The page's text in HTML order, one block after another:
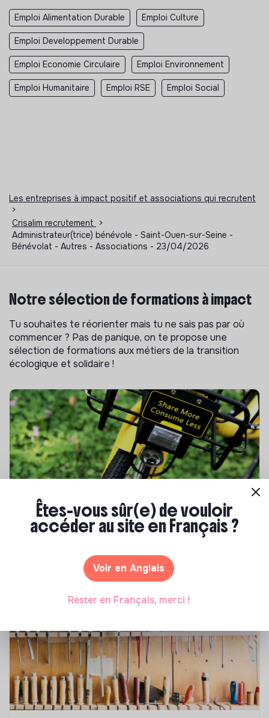
Emploi Alimentation Durable Emploi Culture
Emploi Developpement Durable
Emploi Economie Circulaire Emploi Environnement
Emploi Humanitaire Emploi RSE Emploi Social
Les entreprises à impact positif et associations qui recrutent
>
Crisalim recrutement
>
Administrateur(trice) bénévole - Saint-Ouen-sur-Seine -
Bénévolat - Autres - Associations - 23/04/2026
Notre sélection de formations à impact
Tu souhaites te réorienter mais tu ne sais pas par où
commencer ? Pas de panique, on te propose une
sélection de formations aux métiers de la transition
écologique et solidaire !
S'inspirer
Les 25 meilleures formations RSE en 2026
Marianne Roussel 17 juillet 2026
Êtes-vous sûr(e) de vouloir
accéder au site en Français ?
Voir en Anglais
Rester en Français, merci !